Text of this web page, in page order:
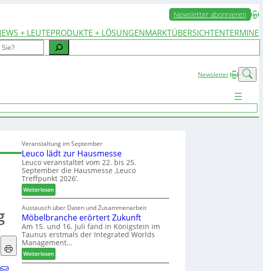
Newsletter abonnieren LinkedIn
+ LEUTEPRODUKTE + LÖSUNGENMARKTÜBERSICHTENTERMINE
NewsletterLinkedIn
Veranstaltung im September
Leuco lädt zur Hausmesse
Leuco veranstaltet vom 22. bis 25.
September die Hausmesse ‚Leuco
Treffpunkt 2026‘.
Weiterlesen:
L
e
u
c
o
l
d
Austausch über Daten und Zusammenarbeit
Möbelbranche erörtert Zukunft
Am 15. und 16. Juli fand in Königstein im
Taunus erstmals der Integrated Worlds
Management…
Weiterlesen:
M